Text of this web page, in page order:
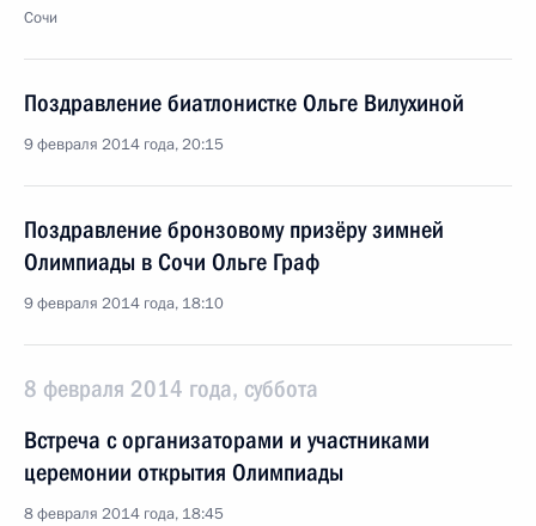
Сочи
Поздравление биатлонистке Ольге Вилухиной
9 февраля 2014 года, 20:15
Поздравление бронзовому призёру зимней
Олимпиады в Сочи Ольге Граф
9 февраля 2014 года, 18:10
8 февраля 2014 года, суббота
Встреча с организаторами и участниками
церемонии открытия Олимпиады
8 февраля 2014 года, 18:45